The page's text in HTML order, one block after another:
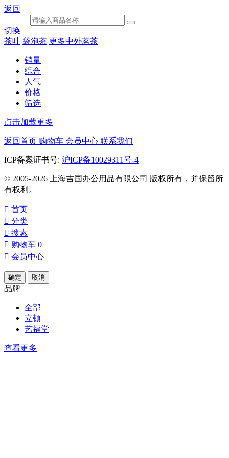
返回
切换
茶叶 袋泡茶 更多中外茗茶
销量
综合
人气
价格
筛选
点击加载更多
返回首页 购物车 会员中心 联系我们
ICP备案证书号: 沪ICP备10029311号-4
© 2005-2026 上海吉国办公用品有限公司 版权所有，并保留所
有权利。
 首页
 分类
 搜索
 购物车 0
 会员中心
确定 取消
品牌
全部
立顿
艺福堂
查看更多